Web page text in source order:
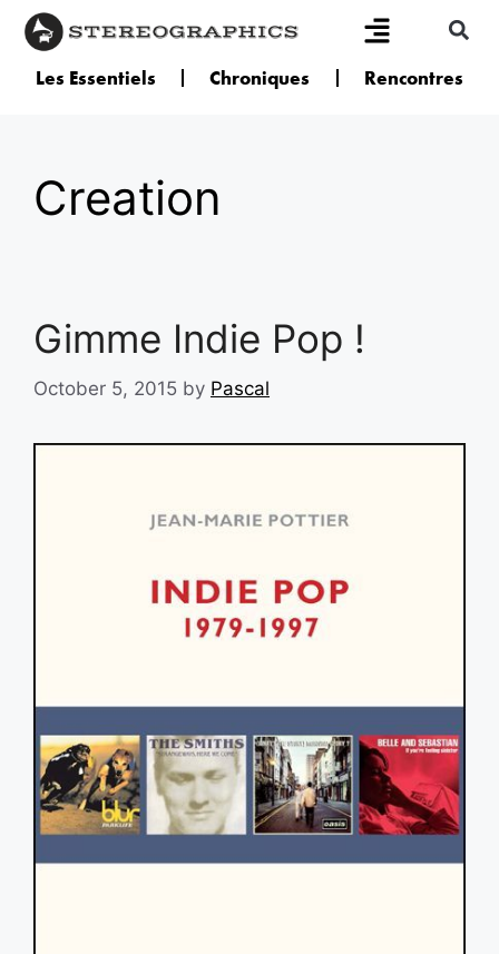
Les Essentiels Chroniques Rencontres
Creation
Gimme Indie Pop !
October 5, 2015 by Pascal